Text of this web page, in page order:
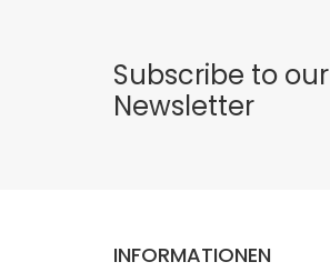
Subscribe to our
Newsletter
INFORMATIONEN